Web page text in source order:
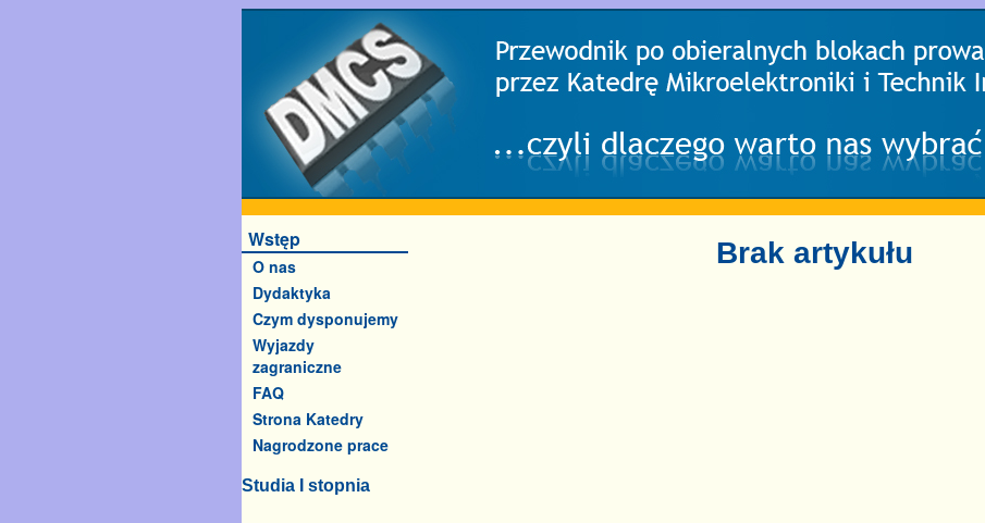
Wstęp
O nas
Dydaktyka
Czym dysponujemy
Wyjazdy
zagraniczne
FAQ
Strona Katedry
Nagrodzone prace
Studia I stopnia
Brak artykułu